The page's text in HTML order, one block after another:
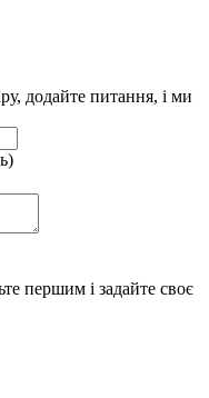
додайте питання, і ми
першим і задайте своє